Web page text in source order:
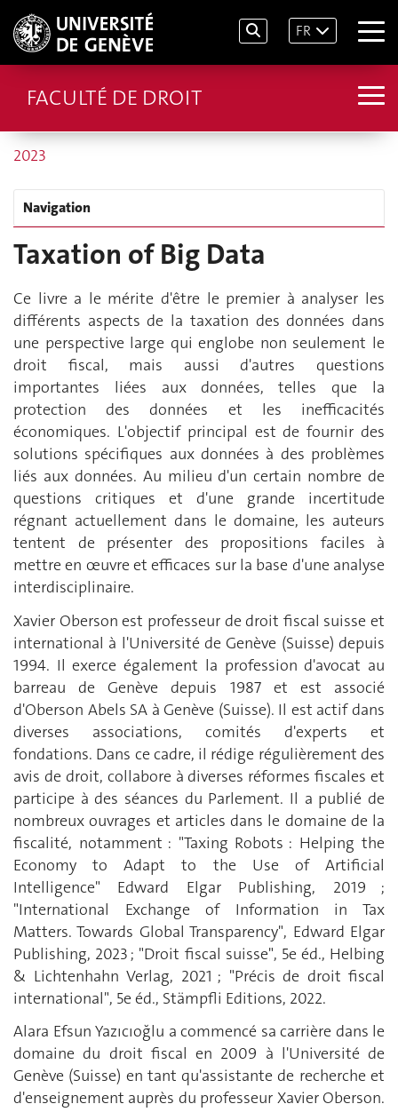
FR
FACULTÉ DE DROIT
2023
Navigation
Taxation of Big Data
Ce livre a le mérite d'être le premier à analyser les
différents aspects de la taxation des données dans
une perspective large qui englobe non seulement le
droit fiscal, mais aussi d'autres questions
importantes liées aux données, telles que la
protection des données et les inefficacités
économiques. L'objectif principal est de fournir des
solutions spécifiques aux données à des problèmes
liés aux données. Au milieu d'un certain nombre de
questions critiques et d'une grande incertitude
régnant actuellement dans le domaine, les auteurs
tentent de présenter des propositions faciles à
mettre en œuvre et efficaces sur la base d'une analyse
interdisciplinaire.
Xavier Oberson est professeur de droit fiscal suisse et
international à l'Université de Genève (Suisse) depuis
1994. Il exerce également la profession d'avocat au
barreau de Genève depuis 1987 et est associé
d'Oberson Abels SA à Genève (Suisse). Il est actif dans
diverses associations, comités d'experts et
fondations. Dans ce cadre, il rédige régulièrement des
avis de droit, collabore à diverses réformes fiscales et
participe à des séances du Parlement. Il a publié de
nombreux ouvrages et articles dans le domaine de la
fiscalité, notamment : "Taxing Robots : Helping the
Economy to Adapt to the Use of Artificial
Intelligence" Edward Elgar Publishing, 2019 ;
"International Exchange of Information in Tax
Matters. Towards Global Transparency", Edward Elgar
Publishing, 2023 ; "Droit fiscal suisse", 5e éd., Helbing
& Lichtenhahn Verlag, 2021 ; "Précis de droit fiscal
international", 5e éd., Stämpfli Editions, 2022.
Alara Efsun Yazıcıoğlu a commencé sa carrière dans le
domaine du droit fiscal en 2009 à l'Université de
Genève (Suisse) en tant qu'assistante de recherche et
d'enseignement auprès du professeur Xavier Oberson.